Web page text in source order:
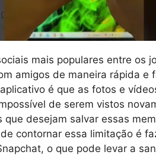
mais populares entre os
amigos de maneira rápida e
é que as fotos e
de serem vistos
desejam salvar essas
contornar essa limitação é
o que pode levar a